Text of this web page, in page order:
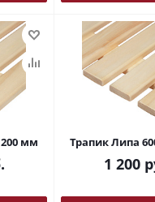
мм Трапик Липа
1 200